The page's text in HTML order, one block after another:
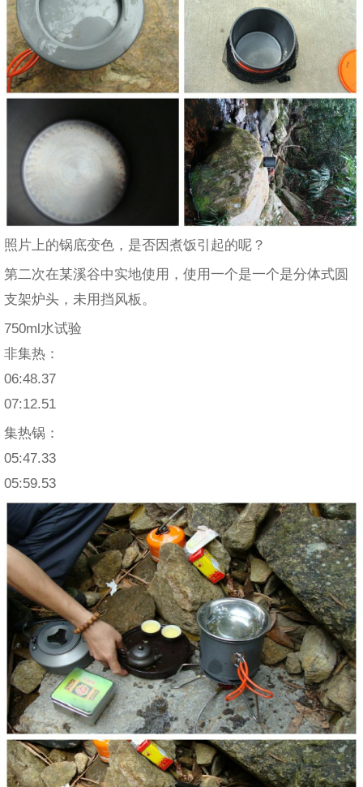
照片上的锅底变色，是否因煮饭引起的呢？
第二次在某溪谷中实地使用，使用一个是一个是分体式圆
支架炉头，未用挡风板。
750ml水试验
非集热：
06:48.37
07:12.51
集热锅：
05:47.33
05:59.53